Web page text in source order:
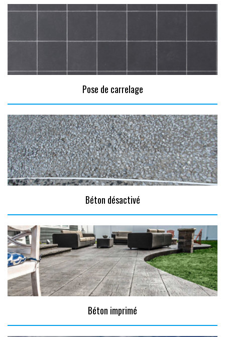
Pose de carrelage
Béton désactivé
Béton imprimé